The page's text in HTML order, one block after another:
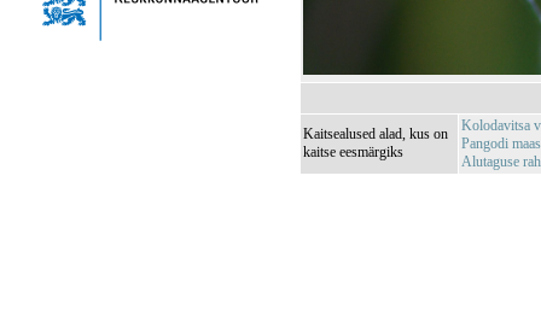
Kaitsealused alad, kus on
kaitse eesmärgiks
Kolodavitsa
Pangodi
Alutaguse